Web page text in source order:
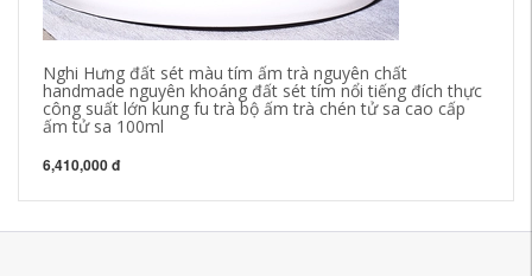
Nghi Hưng đất sét màu tím ấm trà nguyên chất
handmade nguyên khoáng đất sét tím nổi tiếng đích thực
công suất lớn kung fu trà bộ ấm trà chén tử sa cao cấp
ấm tử sa 100ml
6,410,000 đ